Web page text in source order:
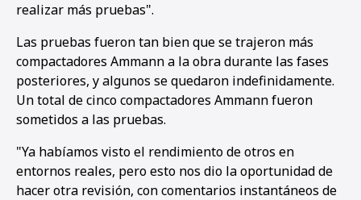
realizar más pruebas".
Las pruebas fueron tan bien que se trajeron más
compactadores Ammann a la obra durante las fases
posteriores, y algunos se quedaron indefinidamente.
Un total de cinco compactadores Ammann fueron
sometidos a las pruebas.
"Ya habíamos visto el rendimiento de otros en
entornos reales, pero esto nos dio la oportunidad de
hacer otra revisión, con comentarios instantáneos de